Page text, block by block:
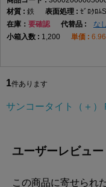
鉄
ｾﾞﾛｸﾛﾑ
在庫
要確認
なし
1,200
1件あります
サンコータイト（＋）
ユーザーレビュー
この商品に寄せられ